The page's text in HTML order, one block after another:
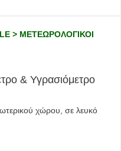
> ΜΕΤΕΩΡΟΛΟΓΙΚΟΙ
& Υγρασιόμετρo
χώρου, σε λευκό